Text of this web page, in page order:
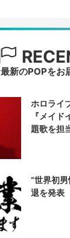
最新のPOPをお
ホロライ
『メイ
題歌を担
“世界初
退を発表